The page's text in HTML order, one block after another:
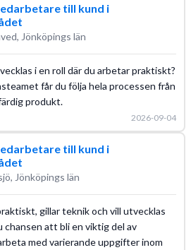
till kund i
Jönköpings län
i en roll där du arbetar praktiskt?
får du följa hela processen från
produkt.
2026-09-04
till kund i
Jönköpings län
gillar teknik och vill utvecklas
chansen att bli en viktig del av
med varierande uppgifter inom